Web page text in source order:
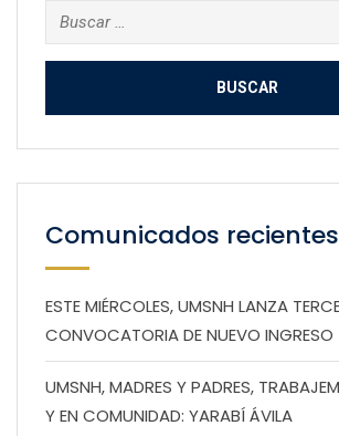
Buscar:
Comunicados recientes
ESTE MIÉRCOLES, UMSNH LANZA
CONVOCATORIA DE NUEVO INGRESO
UMSNH, MADRES Y PADRES,
Y EN COMUNIDAD: YARABÍ ÁVILA